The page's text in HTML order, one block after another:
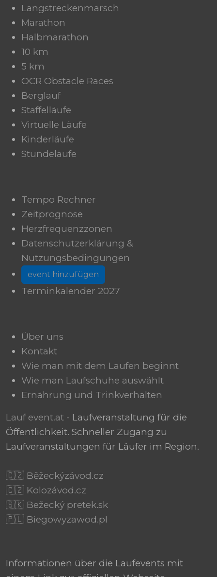
Langstreckenmarsch
Marathon
Halbmarathon
10 km
5 km
OCR Obstacle Races
Berglauf
Staffelläufe
Virtuelle Läufe
Kinderläufe
Stundeläufe
Tempo Rechner
Zeitprognose
Herzfrequenzzonen
Datenschutzerklärung &
Nutzungsbedingungen
event hinzufügen
Terminkalender 2027
Über uns
Kontakt
Wie man mit dem Laufen beginnt
Wie man Laufschuhe auswählt
Ernährung und Trinkverhalten
Lauf event.at - Laufveranstaltung für die
Öffentlichkeit. Schneller Zugang zu
Laufveranstaltungen für Läufer im Region.
🇨🇿 Běžeckýzávod.cz
🇨🇿 Kolozávod.cz
🇸🇰 Bežecký pretek.sk
🇵🇱 Biegowyzawod.pl
Informationen über die Laufevents mit